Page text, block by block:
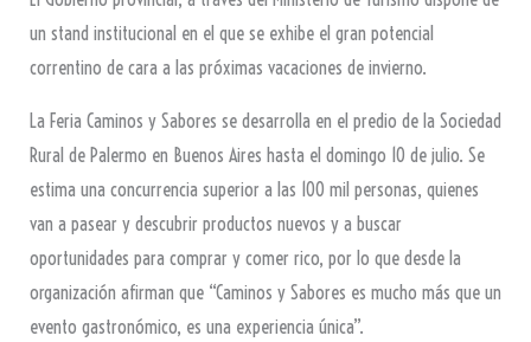
un stand institucional en el que se exhibe el gran potencial
correntino de cara a las próximas vacaciones de invierno.
La Feria Caminos y Sabores se desarrolla en el predio de la Sociedad
Rural de Palermo en Buenos Aires hasta el domingo 10 de julio. Se
estima una concurrencia superior a las 100 mil personas, quienes
van a pasear y descubrir productos nuevos y a buscar
oportunidades para comprar y comer rico, por lo que desde la
organización afirman que “Caminos y Sabores es mucho más que un
evento gastronómico, es una experiencia única”.